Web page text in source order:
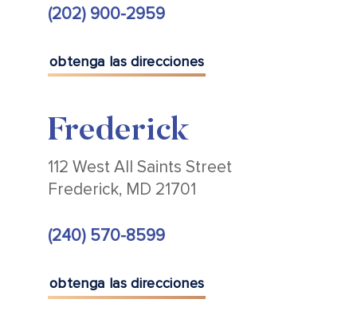
(202) 900-2959
obtenga las direcciones
Frederick
112 West All Saints Street
Frederick, MD 21701
(240) 570-8599
obtenga las direcciones